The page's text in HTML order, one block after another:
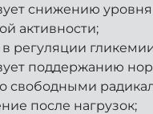
снижению
активности;
в регуляции
поддержанию
свободными
после нагрузок;